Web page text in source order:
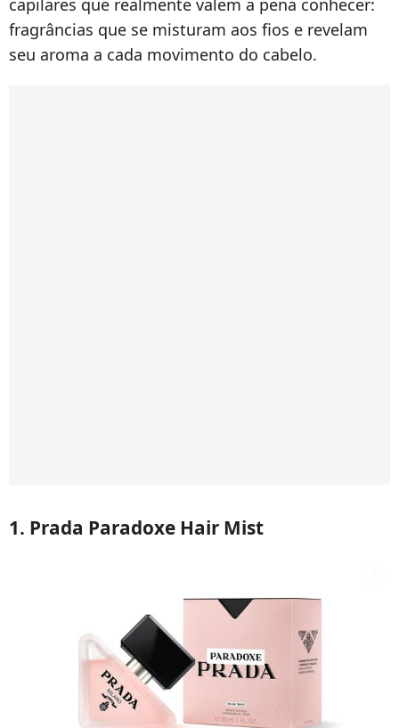
capilares que realmente valem a pena conhecer:
fragrâncias que se misturam aos fios e revelam
seu aroma a cada movimento do cabelo.
1. Prada Paradoxe Hair Mist